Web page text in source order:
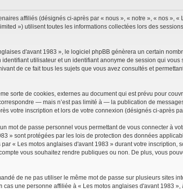
affiliés (désignés ci-après par « nous », « notre », « nos », «
») utilisent toutes les informations collectées lors des
d'avant 1983 », le logiciel phpBB génèrera un certain
utilisateur et un identifiant anonyme de session qui
de ce fait tous les sujets que vous avez consultés et
sorte de cookies, externes au document qui est prévu pour
— mais n’est pas limité à — la publication de
votre inscription et lors de votre connexion (désignés ci-après
mot de passe personnel vous permettant de vous connecter à
» sont protégées par les lois de protection des données
« Les motos anglaises d'avant 1983 » durant votre inscription,
vous souhaitez rendre publiques ou non. De plus, vous
de ne pas utiliser le même mot de passe sur plusieurs sites
une personne affiliée à « Les motos anglaises d'avant 1983